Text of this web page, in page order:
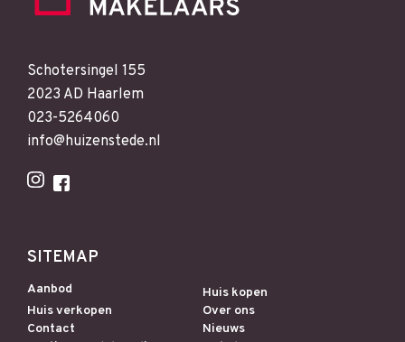
Schotersingel 155
2023 AD Haarlem
023-5264060
info@huizenstede.nl
SITEMAP
Aanbod
Huis kopen
Huis verkopen
Over ons
Contact
Nieuws